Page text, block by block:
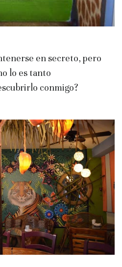
en secreto, pero
lo es tanto
conmigo?